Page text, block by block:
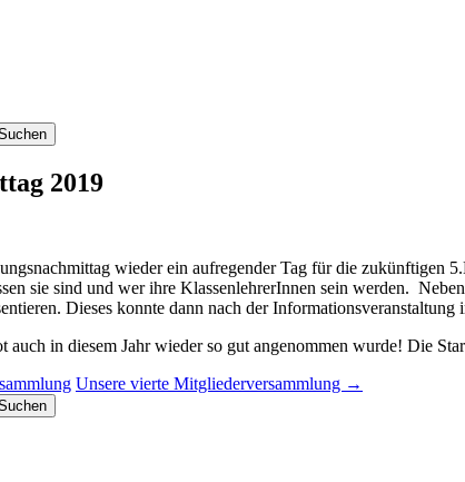
2019
wieder ein aufregender Tag für die
sie sind und wer ihre KlassenlehrerInnen sein werden.
Dieses konnte dann nach der
auch in diesem Jahr wieder so gut angenommen wurde! Die
Unsere vierte Mitgliederversammlung →